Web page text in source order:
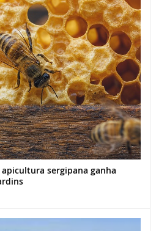
sergipana ganha